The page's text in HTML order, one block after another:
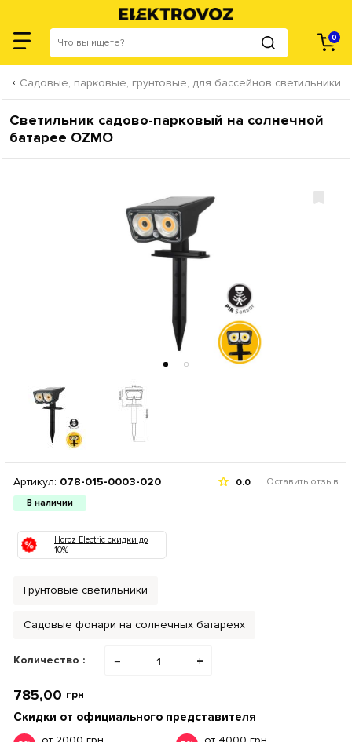
0
Садовые, парковые, грунтовые, для бассейнов светильники
Светильник садово-парковый на солнечной
батарее OZMO
Артикул: 078-015-0003-020
В наличии
0.0 Оставить отзыв
Horoz Electric скидки до
10%
Грунтовые светильники
Садовые фонари на солнечных батареях
Количество : − +
785,00 грн
Скидки от официального представителя